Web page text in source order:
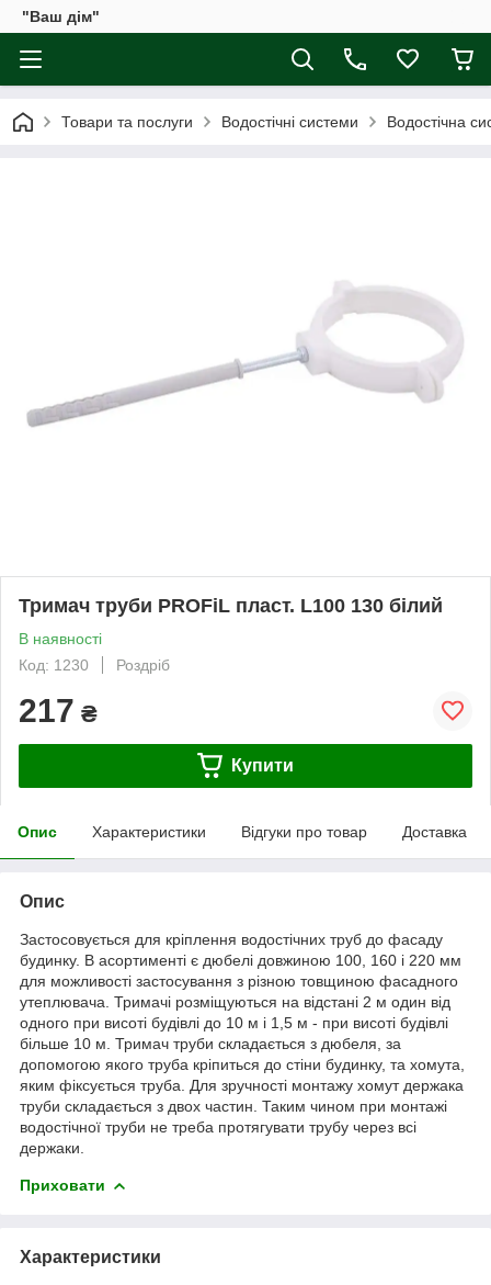
"Ваш дім"
Товари та послуги Водостічні системи Водостічна
Тримач труби PROFiL пласт. L100 130 білий
В наявності
Код: 1230
Роздріб
217 ₴
Купити
Опис Характеристики Відгуки про товар Доставка
Опис
Застосовується для кріплення водостічних труб до фасаду
будинку. В асортименті є дюбелі довжиною 100, 160 і 220 мм
для можливості застосування з різною товщиною фасадного
утеплювача. Тримачі розміщуються на відстані 2 м один від
одного при висоті будівлі до 10 м і 1,5 м - при висоті будівлі
більше 10 м. Тримач труби складається з дюбеля, за
допомогою якого труба кріпиться до стіни будинку, та хомута,
яким фіксується труба. Для зручності монтажу хомут держака
труби складається з двох частин. Таким чином при монтажі
водостічної труби не треба протягувати трубу через всі
держаки.
Приховати
Характеристики